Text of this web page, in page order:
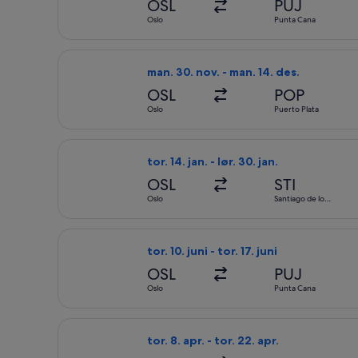
OSL
Oslo
PUJ
Punta Cana
man. 30. nov. - man. 14. des.
OSL
Oslo
POP
Puerto Plata
tor. 14. jan. - lør. 30. jan.
OSL
Oslo
STI
Santiago de los
tor. 10. juni - tor. 17. juni
OSL
Oslo
PUJ
Punta Cana
tor. 8. apr. - tor. 22. apr.